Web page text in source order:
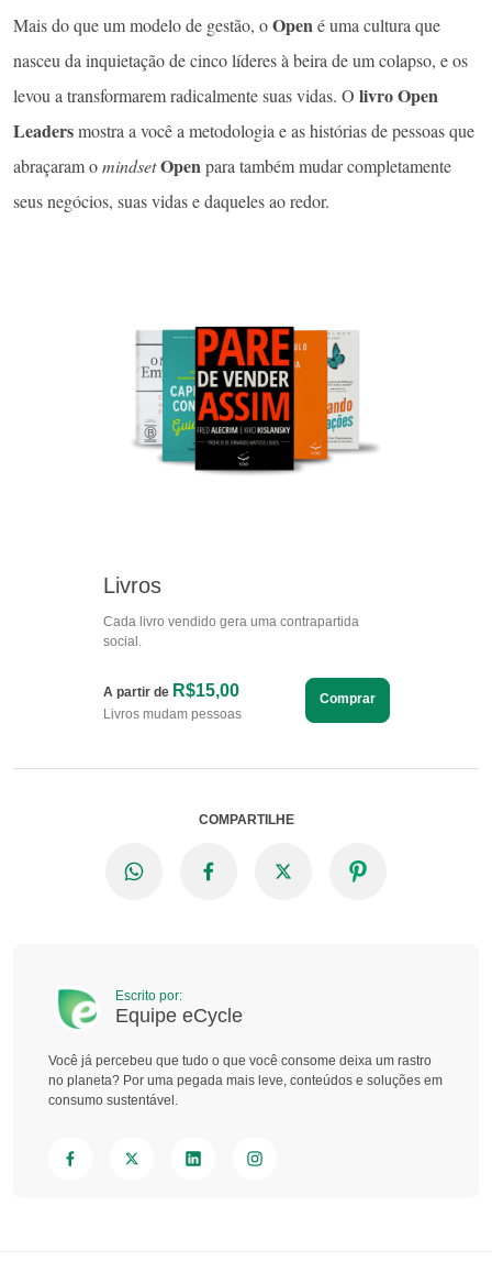
Mais do que um modelo de gestão, oOpené uma cultura que
nasceu da inquietação de cinco líderes à beira de um colapso, e os
levou a transformarem radicalmente suas vidas. O livro Open
Leadersmostra a você a metodologia e as histórias de pessoas que
abraçaram omindsetOpenpara também mudar completamente
seus negócios, suas vidas e daqueles ao redor.
Livros
Cada livro vendido gera uma contrapartida
social.
A partir de R$15,00
Livros mudam pessoas
Comprar
COMPARTILHE
Escrito por:
Equipe eCycle
Você já percebeu que tudo o que você consome deixa um rastro
no planeta? Por uma pegada mais leve, conteúdos e soluções em
consumo sustentável.